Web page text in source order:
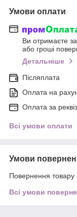
Умови оплати
Ви отримаєте
або гроші
Детальніше
Післяплата
Оплата на
Оплата за
Всі умови оплати
Умови
Повернення товару
Всі умови